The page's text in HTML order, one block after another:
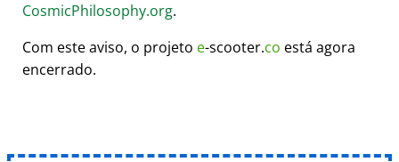
CosmicPhilosophy.org.
Com este aviso, o projeto e-scooter.co está agora
encerrado.